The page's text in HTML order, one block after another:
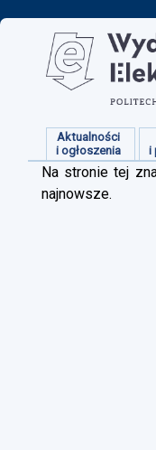
Aktualności
i ogłoszenia
i
Na stronie tej
najnowsze.